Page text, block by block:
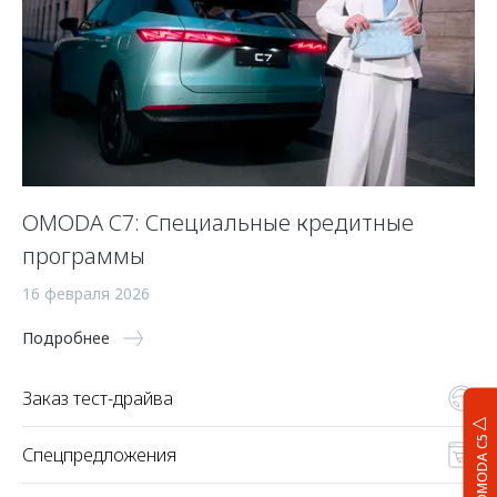
OMODA C5
OMODA C7: Специальные кредитные
программы
16 февраля 2026
Подробнее
Заказ тест-драйва
Спецпредложения